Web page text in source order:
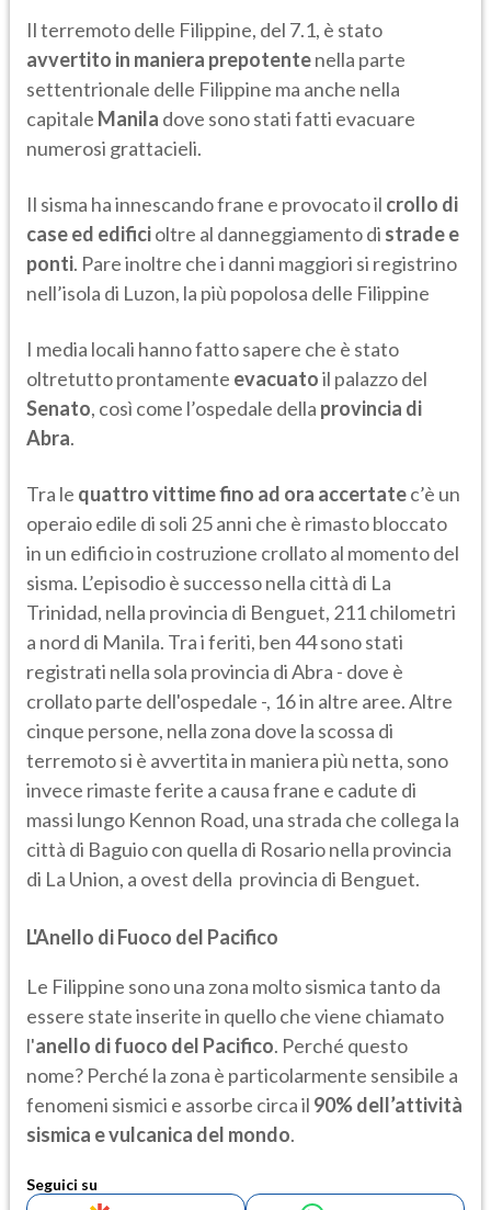
Il terremoto delle Filippine, del 7.1, è stato
avvertito in maniera prepotentenella parte
settentrionale delle Filippine ma anche nella
capitale Manila dove sono stati fatti evacuare
numerosi grattacieli.
Il sisma ha innescando frane e provocato il crollo di
case ed edificioltre al danneggiamento di strade e
ponti. Pare inoltre che i danni maggiori si registrino
nell’isola di Luzon, la più popolosa delle Filippine
I media locali hanno fatto sapere che è stato
oltretutto prontamente evacuatoil palazzo del
Senato, così come l’ospedale della provincia di
Abra.
Tra le quattro vittime fino ad ora accertatec’è un
operaio edile di soli 25 anni che è rimasto bloccato
in un edificio in costruzione crollato al momento del
sisma. L’episodio è successo nella città di La
Trinidad, nella provincia di Benguet, 211 chilometri
a nord di Manila. Tra i feriti, ben 44 sono stati
registrati nella sola provincia di Abra - dove è
crollato parte dell'ospedale -, 16 in altre aree. Altre
cinque persone, nella zona dove la scossa di
terremoto si è avvertita in maniera più netta, sono
invece rimaste ferite a causa frane e cadute di
massi lungo Kennon Road, una strada che collega la
città di Baguio con quella di Rosario nella provincia
di La Union, a ovest della provincia di Benguet.
L'Anello di Fuoco del Pacifico
Le Filippine sono una zona molto sismica tanto da
essere state inserite in quello che viene chiamato
l'anello di fuoco del Pacifico. Perché questo
nome? Perché la zona è particolarmente sensibile a
fenomeni sismici e assorbe circa il 90% dell’attività
sismica e vulcanica del mondo.
Seguici su